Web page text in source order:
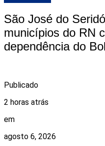
São José do
municípios do RN
dependência do
Publicado
2 horas atrás
em
agosto 6, 2026